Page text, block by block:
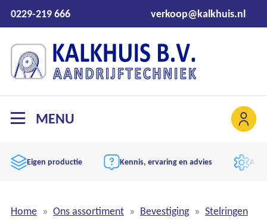
0229-219 666 verkoop@kalkhuis.nl
MENU
Eigen productie Kennis, ervaring en advies
Home Ons assortiment Bevestiging
Stelringen